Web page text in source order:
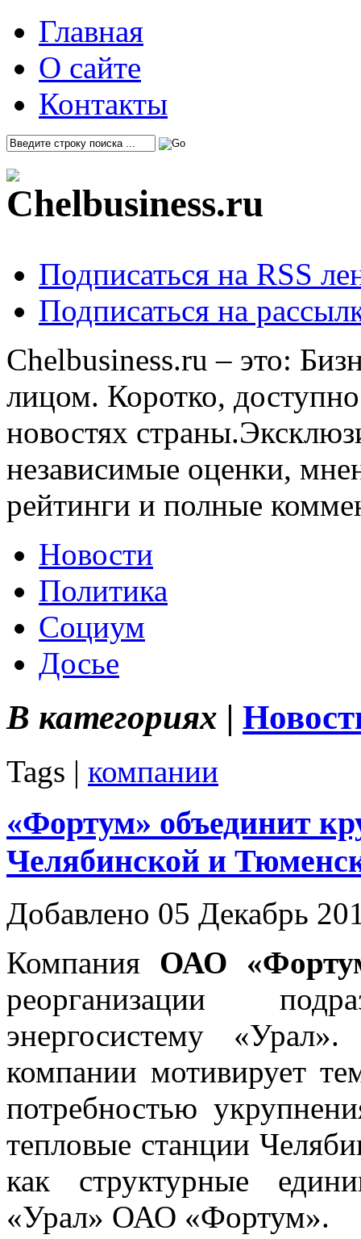
Главная
О сайте
Контакты
Подписаться на RSS
Подписаться на
Chelbusiness.ru – это:
лицом. Коротко,
новостях
независимые оценки,
рейтинги и полные
Новости
Политика
Социум
Досье
В категориях |
Tags | компании
«Фортум» объединит
Челябинской и
Добавлено 05 Декабрь
Компания ОАО
реорганизации
энергосистему
компании мотивирует
потребностью
тепловые станции
как структурные
«Урал» ОАО «Фортум».